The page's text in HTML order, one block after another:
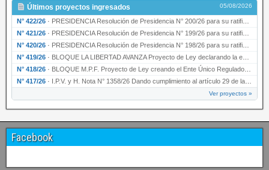
Últimos proyectos ingresados 05/08/2026
N° 422/26 · PRESIDENCIA Resolución de Presidencia N° 200/26 para su ratificación.
N° 421/26 · PRESIDENCIA Resolución de Presidencia N° 199/26 para su ratificación.
N° 420/26 · PRESIDENCIA Resolución de Presidencia N° 198/26 para su ratificación.
N° 419/26 · BLOQUE LA LIBERTAD AVANZA Proyecto de Ley declarando la esencialidad del servicio educativ…
N° 418/26 · BLOQUE M.P.F. Proyecto de Ley creando el Ente Único Regulador de servicios públicos de la …
N° 417/26 · I.P.V. y H. Nota N° 1358/26 Dando cumplimiento al artículo 29 de la Ley provincial N° 1399…
Ver proyectos »
Facebook